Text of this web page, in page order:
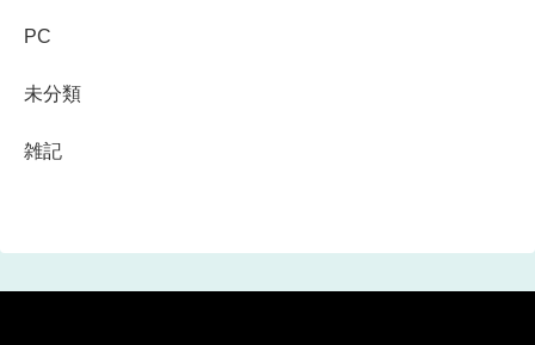
PC
未分類
雑記